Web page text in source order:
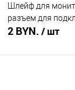
Шлейф для
разъем для
2 BYN. / шт